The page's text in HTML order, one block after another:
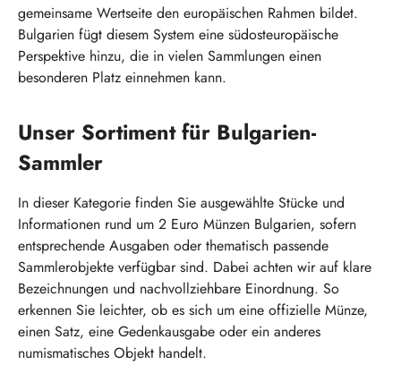
gemeinsame Wertseite den europäischen Rahmen bildet.
Bulgarien fügt diesem System eine südosteuropäische
Perspektive hinzu, die in vielen Sammlungen einen
besonderen Platz einnehmen kann.
Unser Sortiment für Bulgarien-
Sammler
In dieser Kategorie finden Sie ausgewählte Stücke und
Informationen rund um 2 Euro Münzen Bulgarien, sofern
entsprechende Ausgaben oder thematisch passende
Sammlerobjekte verfügbar sind. Dabei achten wir auf klare
Bezeichnungen und nachvollziehbare Einordnung. So
erkennen Sie leichter, ob es sich um eine offizielle Münze,
einen Satz, eine Gedenkausgabe oder ein anderes
numismatisches Objekt handelt.